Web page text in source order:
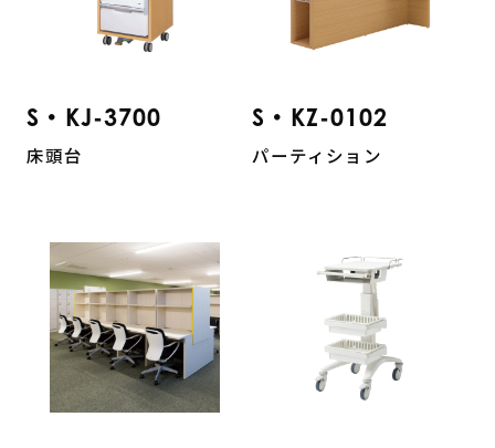
S・KJ-3700
床頭台
S・KZ-0102
パーティション